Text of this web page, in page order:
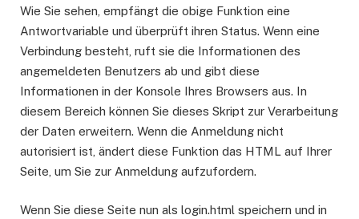
Wie Sie sehen, empfängt die obige Funktion eine
Antwortvariable und überprüft ihren Status. Wenn eine
Verbindung besteht, ruft sie die Informationen des
angemeldeten Benutzers ab und gibt diese
Informationen in der Konsole Ihres Browsers aus. In
diesem Bereich können Sie dieses Skript zur Verarbeitung
der Daten erweitern. Wenn die Anmeldung nicht
autorisiert ist, ändert diese Funktion das HTML auf Ihrer
Seite, um Sie zur Anmeldung aufzufordern.
Wenn Sie diese Seite nun als login.html speichern und in